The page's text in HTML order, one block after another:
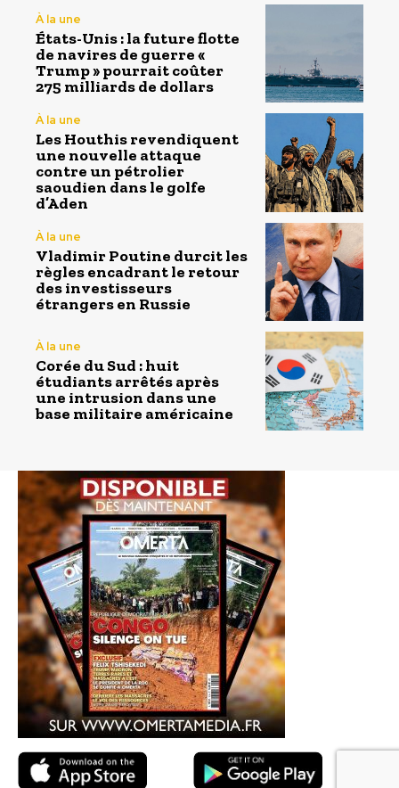
À la une
États-Unis : la future flotte
de navires de guerre «
Trump » pourrait coûter
275 milliards de dollars
À la une
Les Houthis revendiquent
une nouvelle attaque
contre un pétrolier
saoudien dans le golfe
d’Aden
À la une
Vladimir Poutine durcit les
règles encadrant le retour
des investisseurs
étrangers en Russie
À la une
Corée du Sud : huit
étudiants arrêtés après
une intrusion dans une
base militaire américaine